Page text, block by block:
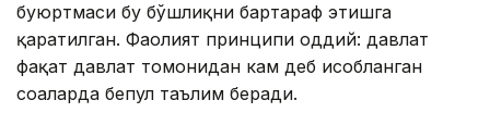
буюртмаси бу бўшлиқни бартараф этишга
қаратилган. Фаолият принципи оддий: давлат
фақат давлат томонидан кам деб ҳисобланган
соҳаларда бепул таълим беради.